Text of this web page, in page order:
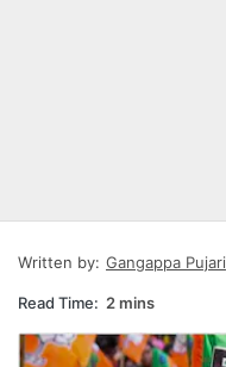
Written by: Gangappa Pujari
Read Time: 2 mins